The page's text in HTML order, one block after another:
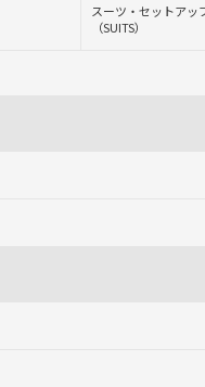
スーツ・セットアッ
（SUITS）